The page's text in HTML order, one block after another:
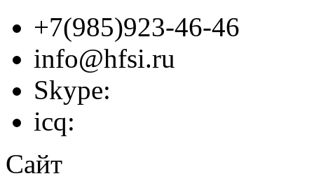
+7(985)923-46-46
info@hfsi.ru
Skype:
icq:
Сайт